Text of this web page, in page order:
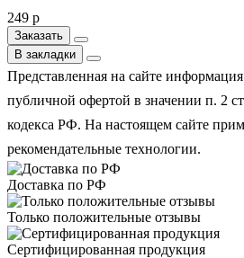
249 р
Заказать
В закладки
Представленная на сайте информация
публичной офертой в значении п. 2
кодекса РФ. На настоящем сайте
рекомендательные технологии.
Доставка по РФ
Только положительные отзывы
Сертифицированная продукция